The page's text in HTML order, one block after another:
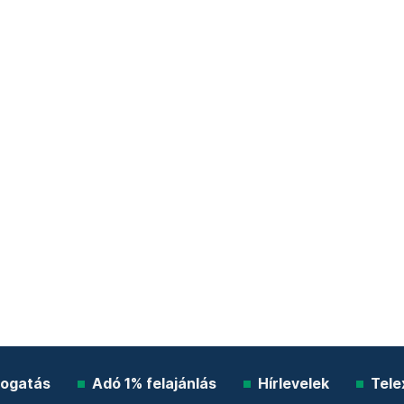
Adó 1% felajánlás Hírlevelek